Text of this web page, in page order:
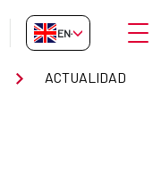
EN-GB
ACTUALIDAD